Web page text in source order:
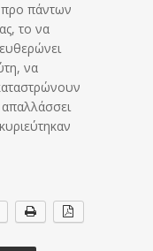
πάντων
το να
να